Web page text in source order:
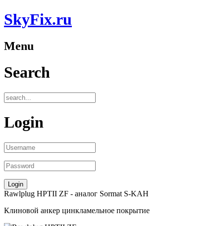
SkyFix.ru
Menu
Search
Login
Rawlplug HPTII ZF - аналог Sormat S-KAH
Клиновой анкер цинкламельное покрытие